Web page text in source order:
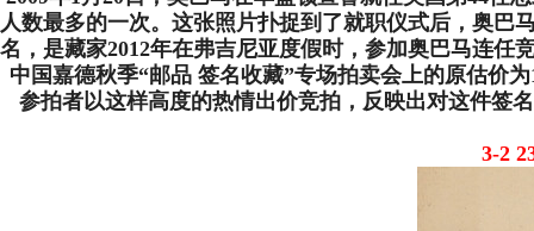
人数最多的一次。这张照片扑捉到了就职仪式后，奥巴
名，是藏家2012年在弗吉尼亚度假时，参加奥巴马连任
中国嘉德秋季“邮品 签名收藏”专场拍卖会上的原估价为
参拍者以这样高度的热情出价竞拍，反映出对这件签
3-2